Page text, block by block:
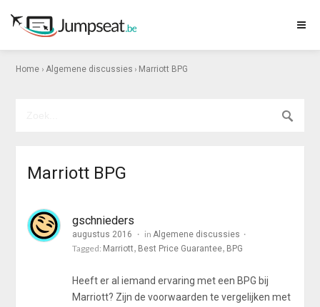
Home › Algemene discussies › Marriott BPG
Marriott BPG
gschnieders
augustus 2016 inAlgemene discussies
Tagged: Marriott Best Price Guarantee BPG
Heeft er al iemand ervaring met een BPG bij
Marriott? Zijn de voorwaarden te vergelijken met